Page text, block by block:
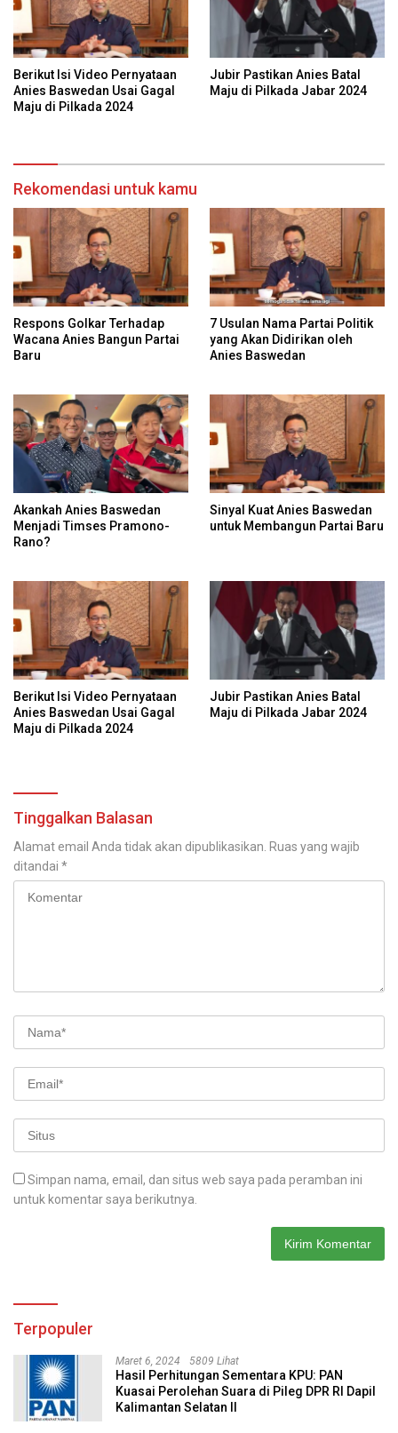
Berikut Isi Video Pernyataan
Anies Baswedan Usai Gagal
Maju di Pilkada 2024
Jubir Pastikan Anies Batal
Maju di Pilkada Jabar 2024
Rekomendasi untuk kamu
Respons Golkar Terhadap
Wacana Anies Bangun Partai
Baru
7 Usulan Nama Partai Politik
yang Akan Didirikan oleh
Anies Baswedan
Akankah Anies Baswedan
Menjadi Timses Pramono-
Rano?
Sinyal Kuat Anies Baswedan
untuk Membangun Partai Baru
Berikut Isi Video Pernyataan
Anies Baswedan Usai Gagal
Maju di Pilkada 2024
Jubir Pastikan Anies Batal
Maju di Pilkada Jabar 2024
Tinggalkan Balasan
Alamat email Anda tidak akan dipublikasikan. Ruas yang wajib
ditandai *
Simpan nama, email, dan situs web saya pada peramban ini
untuk komentar saya berikutnya.
Terpopuler
Maret 6, 2024 5809 Lihat
Hasil Perhitungan Sementara KPU: PAN
Kuasai Perolehan Suara di Pileg DPR RI Dapil
Kalimantan Selatan II